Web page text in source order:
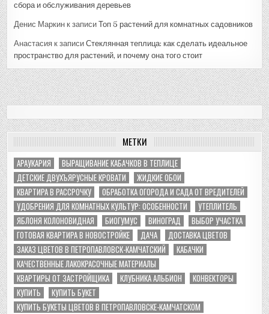
сбора и обслуживания деревьев
Денис Маркин к записиТоп 5 растений для комнатных садовников
Анастасия к записиСтеклянная теплица: как сделать идеальное
пространство для растений, и почему она того стоит
МЕТКИ
АРАУКАРИЯ
ВЫРАЩИВАНИЕ КАБАЧКОВ В ТЕПЛИЦЕ
ДЕТСКИЕ ДВУХЪЯРУСНЫЕ КРОВАТИ
ЖИДКИЕ ОБОИ
КВАРТИРА В РАССРОЧКУ
ОБРАБОТКА ОГОРОДА И САДА ОТ ВРЕДИТЕЛЕЙ
УДОБРЕНИЯ ДЛЯ КОМНАТНЫХ КУЛЬТУР: ОСОБЕННОСТИ
УТЕПЛИТЕЛЬ
ЯБЛОНЯ КОЛОНОВИДНАЯ
БИОГУМУС ВИНОГРАД
ВЫБОР УЧАСТКА
ГОТОВАЯ КВАРТИРА В НОВОСТРОЙКЕ
ДАЧА
ДОСТАВКА ЦВЕТОВ
ЗАКАЗ ЦВЕТОВ В ПЕТРОПАВЛОВСК-КАМЧАТСКИЙ
КАБАЧКИ
КАЧЕСТВЕННЫЕ ЛАКОКРАСОЧНЫЕ МАТЕРИАЛЫ
КВАРТИРЫ ОТ ЗАСТРОЙЩИКА
КЛУБНИКА АЛЬБИОН
КОНВЕКТОРЫ
КУПИТЬ
КУПИТЬ БУКЕТ
КУПИТЬ БУКЕТЫ ЦВЕТОВ В ПЕТРОПАВЛОВСКЕ-КАМЧАТСКОМ